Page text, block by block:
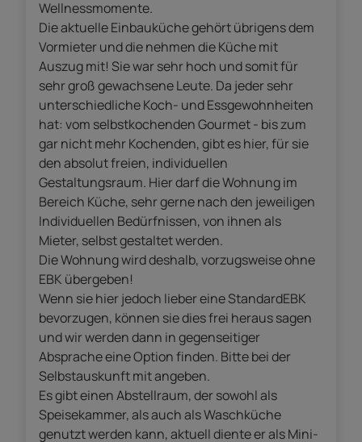
Wellnessmomente.
Die aktuelle Einbauküche gehört übrigens dem
Vormieter und die nehmen die Küche mit
Auszug mit! Sie war sehr hoch und somit für
sehr groß gewachsene Leute. Da jeder sehr
unterschiedliche Koch- und Essgewohnheiten
hat: vom selbstkochenden Gourmet - bis zum
gar nicht mehr Kochenden, gibt es hier, für sie
den absolut freien, individuellen
Gestaltungsraum. Hier darf die Wohnung im
Bereich Küche, sehr gerne nach den jeweiligen
Individuellen Bedürfnissen, von ihnen als
Mieter, selbst gestaltet werden.
Die Wohnung wird deshalb, vorzugsweise ohne
EBK übergeben!
Wenn sie hier jedoch lieber eine StandardEBK
bevorzugen, können sie dies frei heraus sagen
und wir werden dann in gegenseitiger
Absprache eine Option finden. Bitte bei der
Selbstauskunft mit angeben.
Es gibt einen Abstellraum, der sowohl als
Speisekammer, als auch als Waschküche
genutzt werden kann, aktuell diente er als Mini-